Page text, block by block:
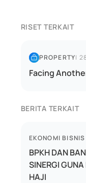
RISET TERKAIT
PROPERTY|
Facing
BERITA TERKAIT
EKONOMI BISNIS
BPKH DAN
SINERGI
HAJI